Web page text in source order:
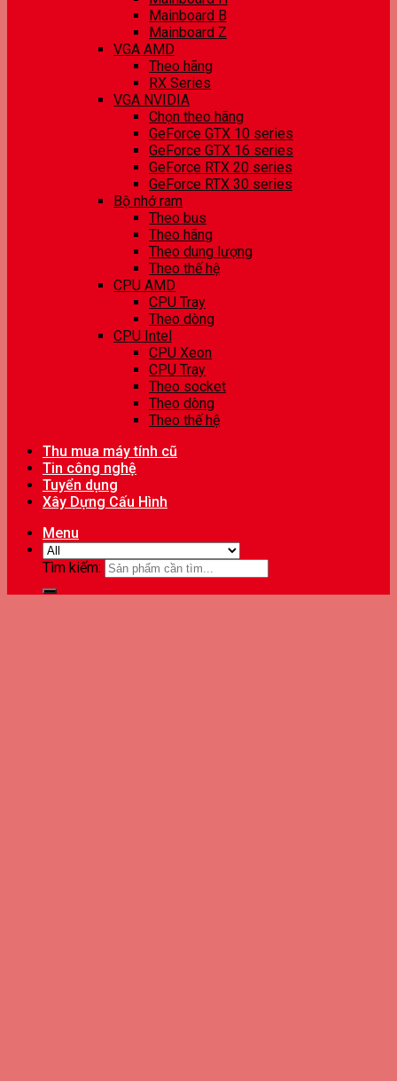
Mainboard B
Mainboard Z
VGA AMD
Theo hãng
RX Series
VGA NVIDIA
Chọn theo hãng
GeForce GTX 10 series
GeForce GTX 16 series
GeForce RTX 20 series
GeForce RTX 30 series
Bộ nhớ ram
Theo bus
Theo hãng
Theo dung lượng
Theo thế hệ
CPU AMD
CPU Tray
Theo dòng
CPU Intel
CPU Xeon
CPU Tray
Theo socket
Theo dòng
Theo thế hệ
Thu mua máy tính cũ
Tin công nghệ
Tuyển dụng
Xây Dựng Cấu Hình
Menu
Tìm kiếm: